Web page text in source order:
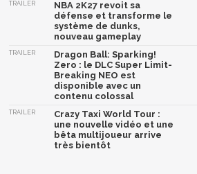
TRAILER
NBA 2K27 revoit sa
défense et transforme le
système de dunks,
nouveau gameplay
TRAILER
Dragon Ball: Sparking!
Zero : le DLC Super Limit-
Breaking NEO est
disponible avec un
contenu colossal
TRAILER
Crazy Taxi World Tour :
une nouvelle vidéo et une
bêta multijoueur arrive
très bientôt